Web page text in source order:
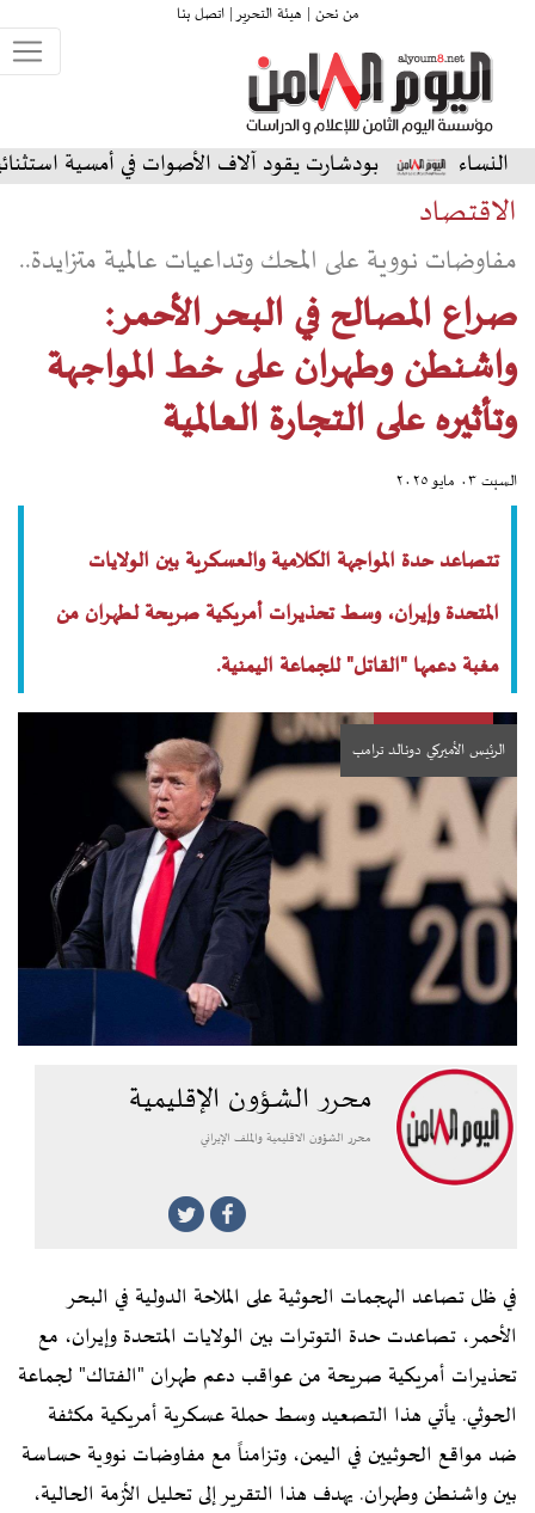
من نحن | هيئة التحرير |اتصل بنا
بودشارت يقود آلاف الأصوات في أمسية استثنائية على المسرح
الاقتصاد
مفاوضات نووية على المحك وتداعيات عالمية متزايدة..
صراع المصالح في البحر الأحمر:
واشنطن وطهران على خط المواجهة
وتأثيره على التجارة العالمية
السبت ٠٣ مايو ٢٠٢٥
تتصاعد حدة المواجهة الكلامية والعسكرية بين الولايات
المتحدة وإيران، وسط تحذيرات أمريكية صريحة لطهران من
مغبة دعمها "القاتل" للجماعة اليمنية.
الرئيس الأميركي دونالد ترامب
محرر الشؤون الإقليمية
محرر الشؤون الاقليمية والملف الإيراني
في ظل تصاعد الهجمات الحوثية على الملاحة الدولية في البحر
الأحمر، تصاعدت حدة التوترات بين الولايات المتحدة وإيران، مع
تحذيرات أمريكية صريحة من عواقب دعم طهران "الفتاك" لجماعة
الحوثي. يأتي هذا التصعيد وسط حملة عسكرية أمريكية مكثفة
ضد مواقع الحوثيين في اليمن، وتزامناً مع مفاوضات نووية حساسة
بين واشنطن وطهران. يهدف هذا التقرير إلى تحليل الأزمة الحالية،